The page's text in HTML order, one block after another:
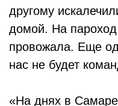
другому
домой. На
провожала. Еще
нас не будет
«На днях в